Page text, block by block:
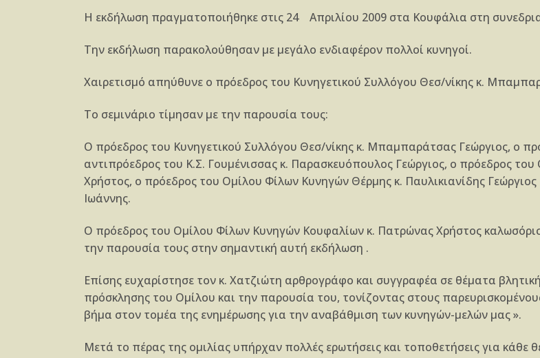
Η εκδήλωση πραγματοποιήθηκε στις 24 Απριλίου 2009 στα Κουφάλια στη
Την εκδήλωση παρακολούθησαν με μεγάλο ενδιαφέρον πολλοί κυνηγοί.
Χαιρετισμό απηύθυνε ο πρόεδρος του Κυνηγετικού Συλλόγου Θεσ/νίκης κ.
Το σεμινάριο τίμησαν με την παρουσία τους:
Ο πρόεδρος του Κυνηγετικού Συλλόγου Θεσ/νίκης κ. Μπαμπαράτσας Γεώργιος, ο
αντιπρόεδρος του Κ.Σ. Γουμένισσας κ. Παρασκευόπουλος Γεώργιος, ο πρόεδρος
Χρήστος, ο πρόεδρος του Ομίλου Φίλων Κυνηγών Θέρμης κ. Παυλικιανίδης Γεώργιος
Ιωάννης.
Ο πρόεδρος του Ομίλου Φίλων Κυνηγών Κουφαλίων κ. Πατρώνας Χρήστος
την παρουσία τους στην σημαντική αυτή εκδήλωση .
Επίσης ευχαρίστησε τον κ. Χατζιώτη αρθρογράφο και συγγραφέα σε θέματα
πρόσκλησης του Ομίλου και την παρουσία του, τονίζοντας στους
βήμα στον τομέα της ενημέρωσης για την αναβάθμιση των κυνηγών-μελών μας ».
Μετά το πέρας της ομιλίας υπήρχαν πολλές ερωτήσεις και τοποθετήσεις για